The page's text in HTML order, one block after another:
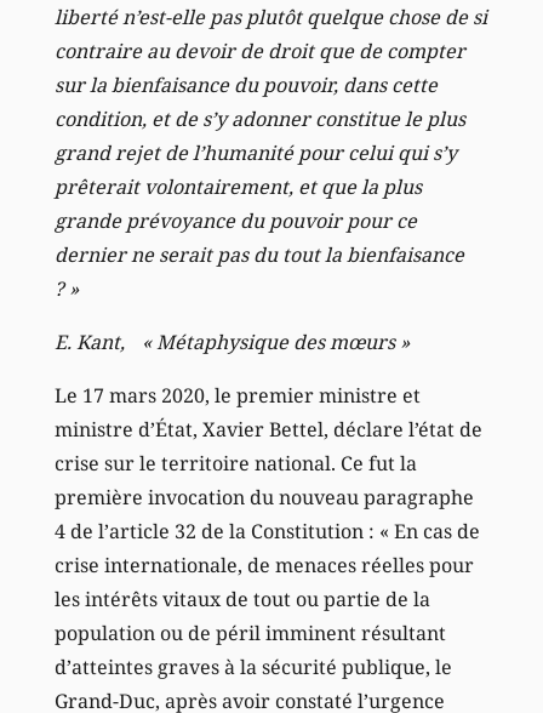
liberté n’est-elle pas plutôt quelque chose de si
contraire au devoir de droit que de compter
sur la bienfaisance du pouvoir, dans cette
condition, et de s’y adonner constitue le plus
grand rejet de l’humanité pour celui qui s’y
prêterait volontairement, et que la plus
grande prévoyance du pouvoir pour ce
dernier ne serait pas du tout la bienfaisance
? »
E. Kant, « Métaphysique des mœurs »
Le 17 mars 2020, le premier ministre et
ministre d’État, Xavier Bettel, déclare l’état de
crise sur le territoire national. Ce fut la
première invocation du nouveau paragraphe
4 de l’article 32 de la Constitution : « En cas de
crise internationale, de menaces réelles pour
les intérêts vitaux de tout ou partie de la
population ou de péril imminent résultant
d’atteintes graves à la sécurité publique, le
Grand-Duc, après avoir constaté l’urgence